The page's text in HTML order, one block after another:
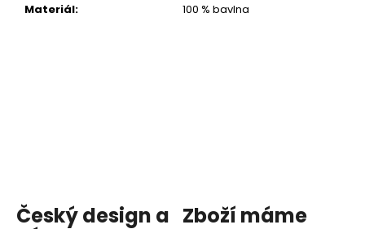
Materiál: 100 % bavlna
Český design a Zboží máme